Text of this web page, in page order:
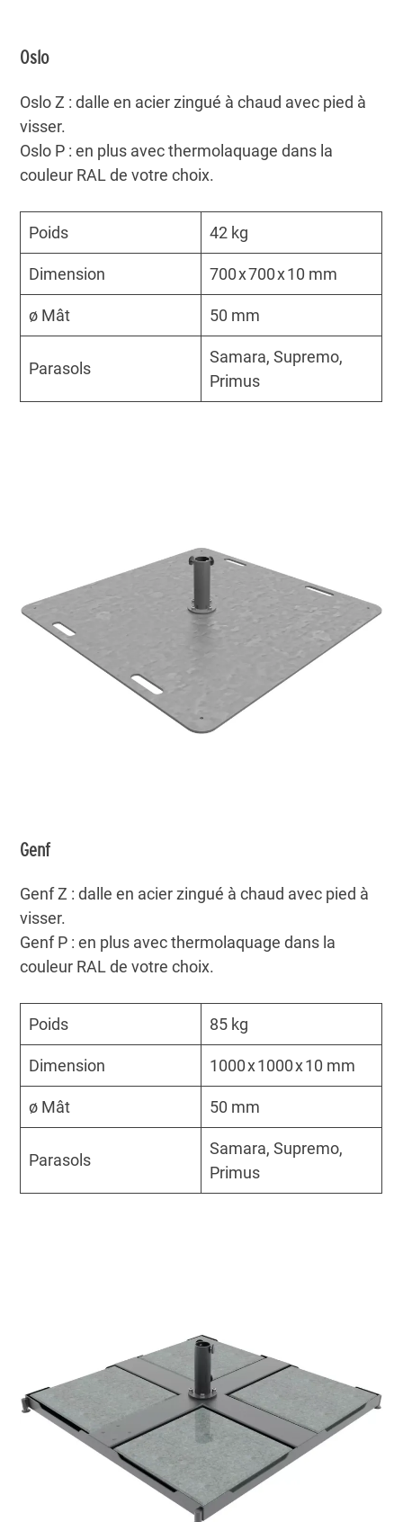
Oslo
Oslo Z : dalle en acier zingué à chaud avec pied à
visser.
Oslo P : en plus avec thermolaquage dans la
couleur RAL de votre choix.
Poids 42 kg
Dimension 700 x 700 x 10 mm
ø Mât 50 mm
Parasols
Samara, Supremo,
Primus
Genf
Genf Z : dalle en acier zingué à chaud avec pied à
visser.
Genf P : en plus avec thermolaquage dans la
couleur RAL de votre choix.
Poids 85 kg
Dimension 1000 x 1000 x 10 mm
ø Mât 50 mm
Parasols
Samara, Supremo,
Primus